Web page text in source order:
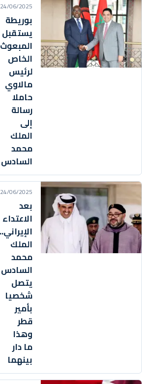
24/06/2025
بوريطة
يستقبل
المبعوث
الخاص
لرئيس
مالاوي
حاملا
رسالة
إلى
الملك
محمد
السادس
24/06/2025
بعد
الاعتداء
الإيراني..
الملك
محمد
السادس
يتصل
شخصيا
بأمير
قطر
وهذا
ما دار
بينهما